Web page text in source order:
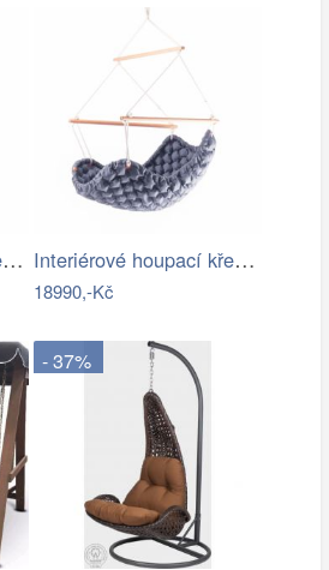
Interiérové houpací křeslo Swingy In… Interiérové houpací křeslo Swingy In…
18990,-Kč
- 37%